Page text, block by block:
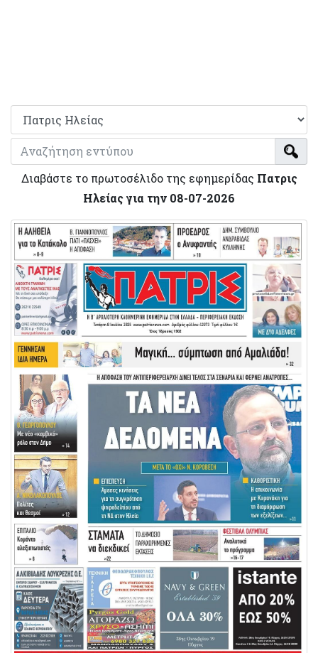
Διαβάστε το πρωτοσέλιδο της εφημερίδας Πατρις
Ηλείας για την 08-07-2026